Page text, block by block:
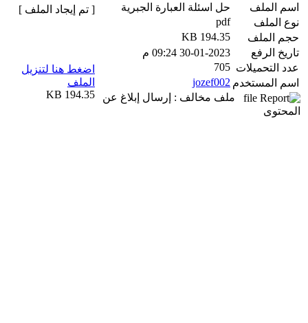
اسم الملف
حل اسئلة العبارة الجبرية
نوع الملف
pdf
حجم الملف
194.35 KB
تاريخ الرفع
30-01-2023 09:24 م
عدد التحميلات 705
اسم المستخدم jozef002
ملف مخالف : إرسال إبلاغ عن
المحتوى
[ تم إيجاد الملف ]
اضغط هنا لتنزيل
الملف
194.35 KB